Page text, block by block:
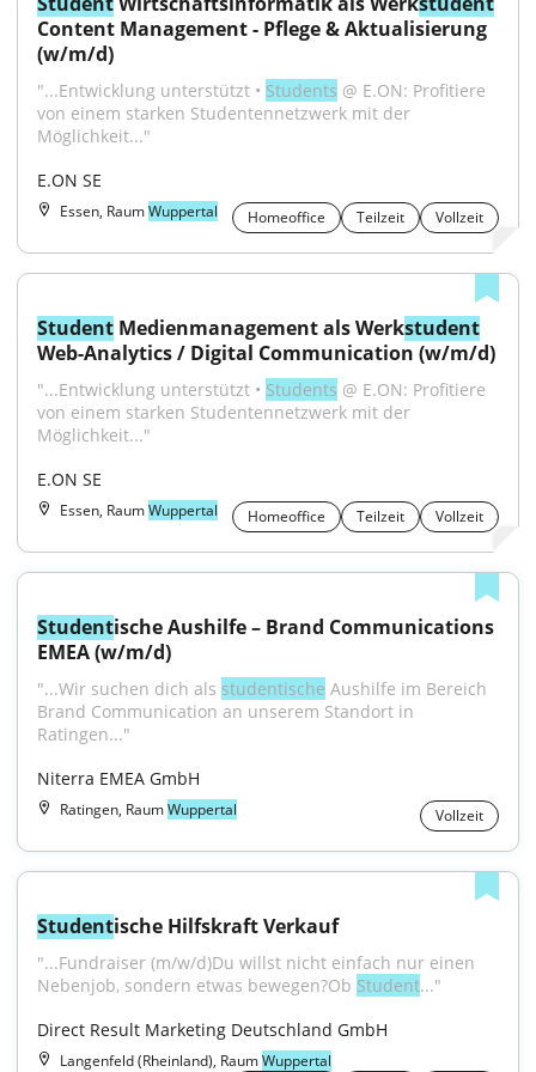
Content Management - Pflege & Aktualisierung
(w/m/d)
"...Entwicklung unterstützt • Students @ E.ON: Profitiere
von einem starken Studentennetzwerk mit der
Möglichkeit..."
E.ON SE
Essen, RaumWuppertal Homeoffice Teilzeit Vollzeit
Student Medienmanagement als Werkstudent
Web-Analytics / Digital Communication (w/m/d)
"...Entwicklung unterstützt • Students @ E.ON: Profitiere
von einem starken Studentennetzwerk mit der
Möglichkeit..."
E.ON SE
Essen, RaumWuppertal Homeoffice Teilzeit Vollzeit
Studentische Aushilfe – Brand Communications
EMEA (w/m/d)
"...Wir suchen dich als studentische Aushilfe im Bereich
Brand Communication an unserem Standort in
Ratingen..."
Niterra EMEA GmbH
Ratingen, RaumWuppertal Vollzeit
Studentische Hilfskraft Verkauf
"...Fundraiser (m/w/d)Du willst nicht einfach nur einen
Nebenjob, sondern etwas bewegen?Ob Student..."
Direct Result Marketing Deutschland GmbH
Langenfeld (Rheinland), RaumWuppertal